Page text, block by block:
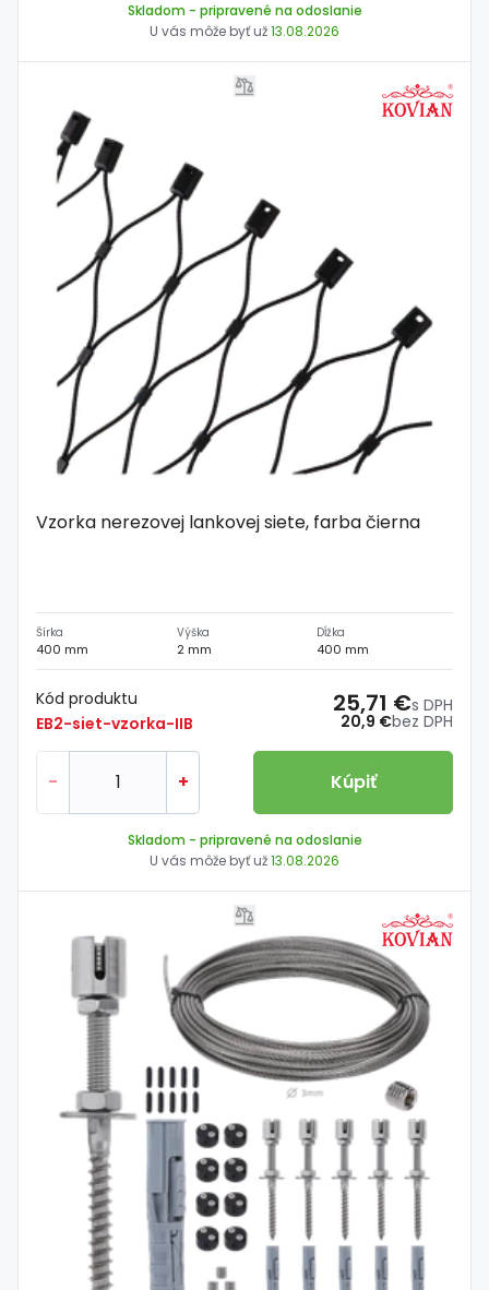
Skladom - pripravené na odoslanie
U vás môže byť už13.08.2026
Vzorka nerezovej lankovej siete, farba čierna
Šírka
400 mm
Výška
2 mm
Dĺžka
400 mm
Kód produktu
EB2-siet-vzorka-IIB
20,9 €bez DPH
25,71 €s DPH
- + Kúpiť
Skladom - pripravené na odoslanie
U vás môže byť už13.08.2026